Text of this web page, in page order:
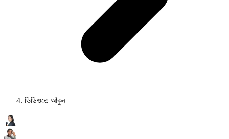
ভিডিওতে আঁকুন